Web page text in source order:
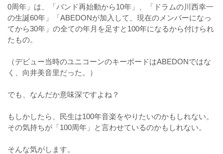
0周年」は、「バンド再始動から10年」、「ドラムの川西幸一
の生誕60年」「ABEDONが加入して、現在のメンバーになっ
てから30年」の全ての年月を足すと100年になるから付けられ
たもの。
（デビュー当時のユニコーンのキーボードはABEDONではな
く、向井美音里だった。）
でも、なんだか意味深ですよね？
もしかしたら、民生は100年音楽をやりたいのかもしれない。
その気持ちが「100周年」と言わせているのかもしれない。
そんな気がします。